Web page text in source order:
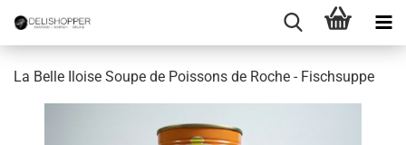
La Belle Iloise Soupe de Poissons de Roche - Fischsuppe